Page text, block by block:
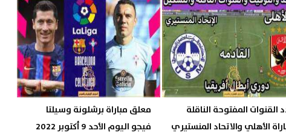
القنوات المفتوحة الناقلة
الأهلي والاتحاد المنستيري
معلق مباراة برشلونة وسيلتا
فيجو اليوم الأحد 9 أكتوبر 2022